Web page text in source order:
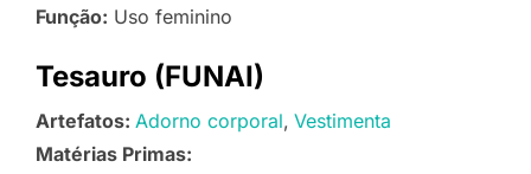
Função: Uso feminino
Tesauro (FUNAI)
Artefatos: Adorno corporal Vestimenta
Matérias Primas: